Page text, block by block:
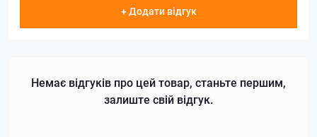
+ Додати відгук
Немає відгуків про цей товар, станьте першим,
залиште свій відгук.